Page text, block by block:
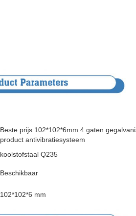
Beste prijs 102*102*6mm 4 gaten
product antivibratiesysteem
koolstofstaal Q235
Beschikbaar
102*102*6 mm